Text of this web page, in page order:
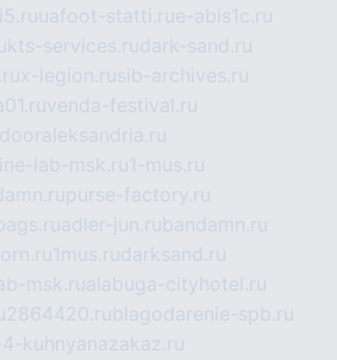
uafoot-statti.rue-abis1c.ru
kts-services.rudark-sand.ru
x-legion.rusib-archives.ru
venda-festival.ru
dooraleksandria.ru
lab-msk.ru1-mus.ru
purse-factory.ru
adler-jun.rubandamn.ru
1mus.rudarksand.ru
msk.rualabuga-cityhotel.ru
2864420.rublagodarenie-spb.ru
kuhnyanazakaz.ru